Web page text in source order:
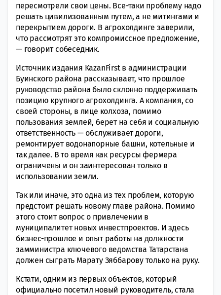
пересмотрели свои цены. Все-таки проблему надо
решать цивилизованным путем, а не митингами и
перекрытием дороги. В агрохолдинге заверили,
что рассмотрят это компромиссное предложение,
— говорит собеседник.
Источник издания KazanFirst в администрации
Буинского района рассказывает, что прошлое
руководство района было склонно поддерживать
позицию крупного агрохолдинга. А компания, со
своей стороны, в лице колхоза, помимо
пользования землей, берет на себя и социальную
ответственность — обслуживает дороги,
ремонтирует водонапорные башни, котельные и
так далее. В то время как ресурсы фермера
ограничены и он заинтересован только в
использовании земли.
Так или иначе, это одна из тех проблем, которую
предстоит решать новому главе района. Помимо
этого стоит вопрос о привлечении в
муниципалитет новых инвестпроектов. И здесь
бизнес-прошлое и опыт работы на должности
замминистра ключевого ведомства Татарстана
должен сыграть Марату Зяббарову только на руку.
Кстати, одним из первых объектов, который
официально посетил новый руководитель, стала